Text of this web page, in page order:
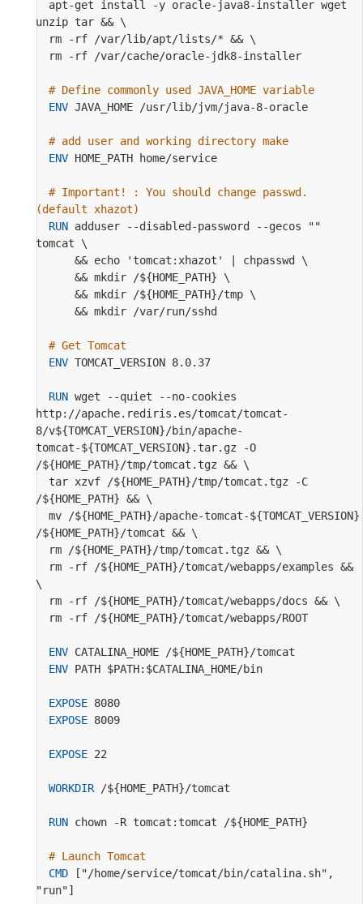
unzip tar && \
  rm -rf /var/lib/apt/lists/* && \
  rm -rf /var/cache/oracle-jdk8-installer
# Define commonly used JAVA_HOME variable
ENV JAVA_HOME /usr/lib/jvm/java-8-oracle
# add user and working directory make
ENV HOME_PATH home/service
# Important! : You should change passwd.
(default xhazot)
RUN adduser --disabled-password --gecos ""
tomcat \
&& echo 'tomcat:xhazot' | chpasswd \
&& mkdir /${HOME_PATH} \
&& mkdir /${HOME_PATH}/tmp \
&& mkdir /var/run/sshd
# Get Tomcat
ENV TOMCAT_VERSION 8.0.37
RUN wget --quiet --no-cookies
http://apache.rediris.es/tomcat/tomcat-
8/v${TOMCAT_VERSION}/bin/apache-
tomcat-${TOMCAT_VERSION}.tar.gz -O
/${HOME_PATH}/tmp/tomcat.tgz && \
/${HOME_PATH} && \
  mv /${HOME_PATH}/apache-tomcat-${TOMCAT_VERSION}
/${HOME_PATH}/tomcat && \
  rm /${HOME_PATH}/tmp/tomcat.tgz && \
\
  rm -rf /${HOME_PATH}/tomcat/webapps/docs && \
  rm -rf /${HOME_PATH}/tomcat/webapps/ROOT
ENV CATALINA_HOME /${HOME_PATH}/tomcat
ENV PATH $PATH:$CATALINA_HOME/bin
EXPOSE 8080
EXPOSE 8009
EXPOSE 22
WORKDIR /${HOME_PATH}/tomcat
RUN chown -R tomcat:tomcat /${HOME_PATH}
# Launch Tomcat
CMD ["/home/service/tomcat/bin/catalina.sh",
"run"]